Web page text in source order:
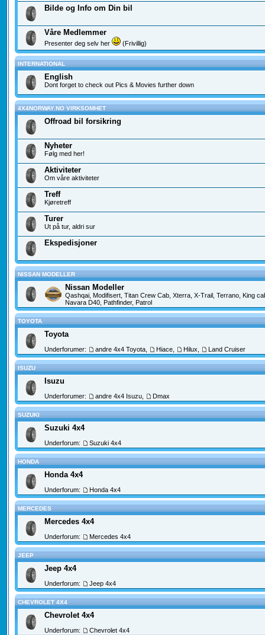
Bilde og Info om Din bil
Våre Medlemmer
Presenter deg selv her (Frivillig)
INTERNATIONAL
English
Dont forget to check out Pics & Movies further down
4X4NORWAY.NO VIRKSOMHET
Offroad bil forsikring
Nyheter
Følg med her!
Aktiviteter
Om våre aktiviteter
Treff
Kjøretreff
Turer
Ut på tur, aldri sur
Ekspedisjoner
NISSAN MODELLER
Nissan Modeller
Qashqai, Modifisert, Titan Crew Cab, Xterra, X-Trail, Terrano, King
Navara D40, Pathfinder, Patrol
TOYOTA
Toyota
Underforumer: andre 4x4 Toyota, Hiace, Hilux Land Cruiser
ISUZU
Isuzu
Underforumer: andre 4x4 Isuzu, Dmax
SUZUKI
Suzuki 4x4
Underforum: Suzuki 4x4
HONDA
Honda 4x4
Underforum: Honda 4x4
MERCEDES
Mercedes 4x4
Underforum: Mercedes 4x4
JEEP
Jeep 4x4
Underforum: Jeep 4x4
CHEVROLET 4X4
Chevrolet 4x4
Underforum: Chevrolet 4x4